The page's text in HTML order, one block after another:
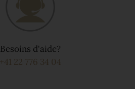
Besoins d'aide?
+41 22 776 34 04